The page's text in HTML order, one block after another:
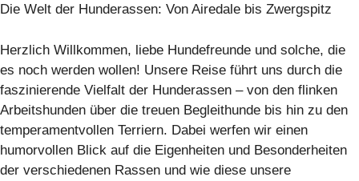
Die Welt der Hunderassen: Von Airedale bis Zwergspitz
Herzlich Willkommen, liebe Hundefreunde und solche, die
es noch werden wollen! Unsere Reise führt uns durch die
faszinierende Vielfalt der Hunderassen – von den flinken
Arbeitshunden über die treuen Begleithunde bis hin zu den
temperamentvollen Terriern. Dabei werfen wir einen
humorvollen Blick auf die Eigenheiten und Besonderheiten
der verschiedenen Rassen und wie diese unsere